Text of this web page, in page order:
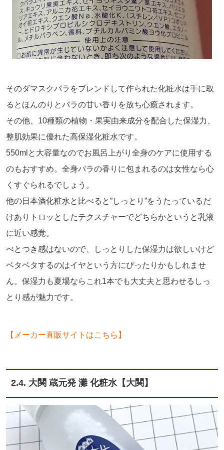
そのダマスクバラをブレンドして作られた化粧水は手に取
るとほんのりとバラの甘い香りを放ち心癒されます。
その他、10種類の植物・果実由来成分を配合した保湿力、
整肌効果に優れた高保湿化粧水です。
550mlと大容量なのでお風呂上がり全身のケアに使用する
のもおすすめ。全身バラの香りに包まれるのは女性なら心
くすぐられるでしょう。
他の日本酒化粧水と比べると”しっとり”をうたっているだ
けありトロッとしたテクスチャーでどちらかというと乳液
に近い感覚。
べとつき感はないので、しっとりした保湿力は欲しいけど
ベタベタするのはイヤという方にぴったりかもしれませ
ん。保湿力も夏場ならこれ1本でも大丈夫と思わせるしっ
とり感が魅力です。
【メーカー直販サイトはこちら】
2.4. 大関 蔵元発 灘 化粧水【大関】